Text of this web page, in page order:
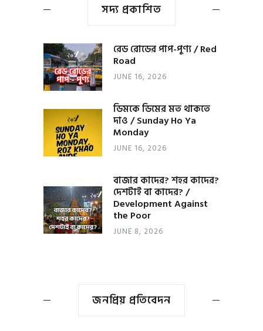
সদ্য প্রকাশিত
রেড রোডের পাপ-পুণ্য / Red
Road
JUNE 16, 2026
ডিমকে ডিমের মত থাকতে
দাও / Sunday Ho Ya
Monday
JUNE 16, 2026
বাজার কাদের? শহর কাদের?
দেশটাই বা কাদের? /
Development Against
the Poor
JUNE 8, 2026
জনপ্রিয় প্রতিবেদন